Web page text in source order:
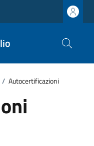
/ Autocertificazioni